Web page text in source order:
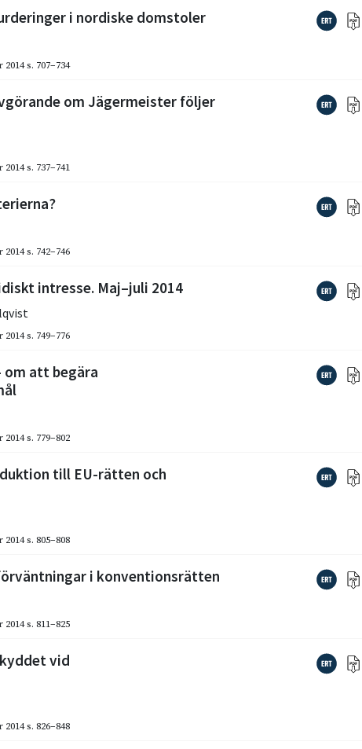
i nordiske domstoler
s. 707–734
om Jägermeister följer
s. 737–741
s. 742–746
intresse. Maj–juli 2014
s. 749–776
om att begära
s. 779–802
till EU-rätten och
s. 805–808
i konventionsrätten
s. 811–825
vid
s. 826–848